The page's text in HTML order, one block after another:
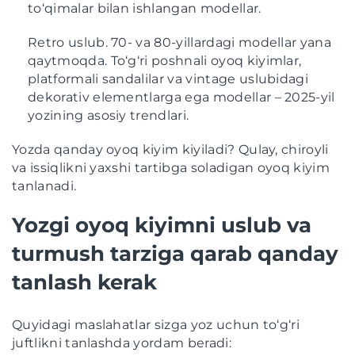
to‘qimalar bilan ishlangan modellar.
Retro uslub. 70- va 80-yillardagi modellar yana
qaytmoqda. To‘g‘ri poshnali oyoq kiyimlar,
platformali sandalilar va vintage uslubidagi
dekorativ elementlarga ega modellar – 2025-yil
yozining asosiy trendlari.
Yozda qanday oyoq kiyim kiyiladi? Qulay, chiroyli
va issiqlikni yaxshi tartibga soladigan oyoq kiyim
tanlanadi.
Yozgi oyoq kiyimni uslub va
turmush tarziga qarab qanday
tanlash kerak
Quyidagi maslahatlar sizga yoz uchun to‘g‘ri
juftlikni tanlashda yordam beradi: